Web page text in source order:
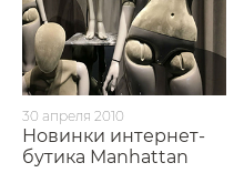
30 апреля 2010
Новинки интернет-
бутика Manhattan